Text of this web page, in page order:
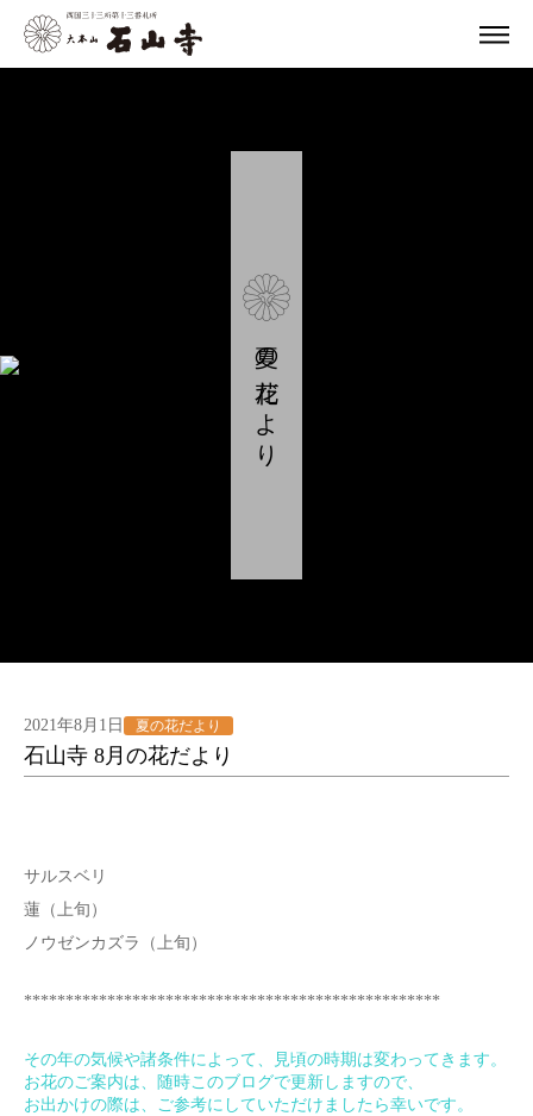
夏の花だより
2021年8月1日 夏の花だより
石山寺 8月の花だより
サルスベリ
蓮（上旬）
ノウゼンカズラ（上旬）
**************************************************
その年の気候や諸条件によって、見頃の時期は変わってきます。
お花のご案内は、随時このブログで更新しますので、
お出かけの際は、ご参考にしていただけましたら幸いです。